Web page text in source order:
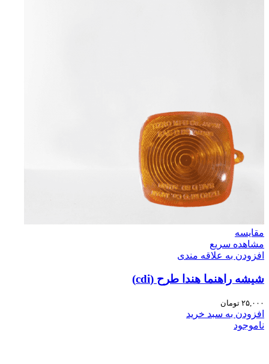
مقایسه
مشاهده سریع
افزودن به علاقه مندی
شیشه راهنما هندا طرح (cdi)
۲۵,۰۰۰ تومان
افزودن به سبد خرید
ناموجود